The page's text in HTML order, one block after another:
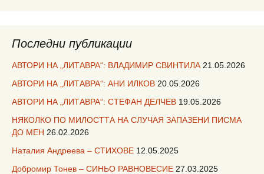
Последни публикации
АВТОРИ НА „ЛИТАВРА“: ВЛАДИМИР СВИНТИЛА 21.05.2026
АВТОРИ НА „ЛИТАВРА“: АНИ ИЛКОВ 20.05.2026
АВТОРИ НА „ЛИТАВРА“: СТЕФАН ДЕЛЧЕВ 19.05.2026
НЯКОЛКО ПО МИЛОСТТА НА СЛУЧАЯ ЗАПАЗЕНИ ПИСМА
ДО МЕН 26.02.2026
Наталия Андреева – СТИХОВЕ 12.05.2025
Добромир Тонев – СИНЬО РАВНОВЕСИЕ 27.03.2025